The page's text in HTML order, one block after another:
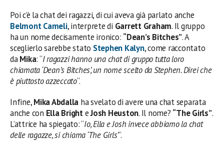
Poi c’è la chat dei ragazzi, di cui aveva già parlato anche
Belmont Cameli, interprete di Garrett Graham. Il gruppo
ha un nome decisamente ironico: “Dean’s Bitches”. A
sceglierlo sarebbe stato Stephen Kalyn, come raccontato
daMika: “I ragazzi hanno una chat di gruppo tutta loro
chiamata ‘Dean’s Bitches’, un nome scelto da Stephen. Direi che
è piuttosto azzeccato“.
Infine,Mika Abdalla ha svelato di avere una chat separata
anche con Ella BrighteJosh Heuston. Il nome? “The Girls”.
L’attrice ha spiegato: “Io, Ella e Josh invece abbiamo la chat
delle ragazze, si chiama ‘The Girls’“.